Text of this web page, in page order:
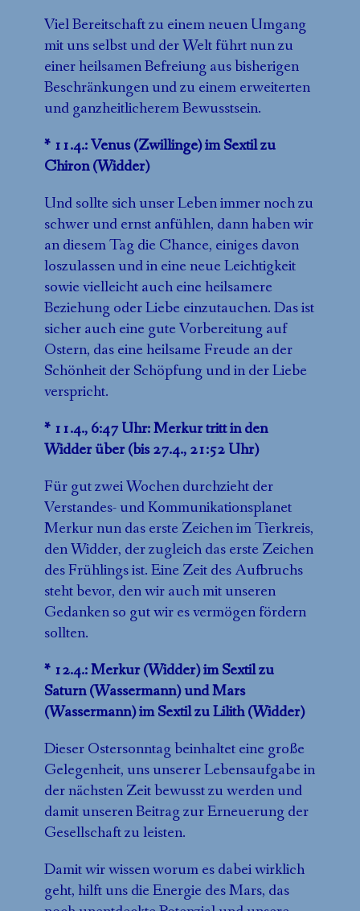
Viel Bereitschaft zu einem neuen Umgang
mit uns selbst und der Welt führt nun zu
einer heilsamen Befreiung aus bisherigen
Beschränkungen und zu einem erweiterten
und ganzheitlicherem Bewusstsein.
* 11.4.: Venus (Zwillinge) im Sextil zu
Chiron (Widder)
Und sollte sich unser Leben immer noch zu
schwer und ernst anfühlen, dann haben wir
an diesem Tag die Chance, einiges davon
loszulassen und in eine neue Leichtigkeit
sowie vielleicht auch eine heilsamere
Beziehung oder Liebe einzutauchen. Das ist
sicher auch eine gute Vorbereitung auf
Ostern, das eine heilsame Freude an der
Schönheit der Schöpfung und in der Liebe
verspricht.
* 11.4., 6:47 Uhr: Merkur tritt in den
Widder über (bis 27.4., 21:52 Uhr)
Für gut zwei Wochen durchzieht der
Verstandes- und Kommunikationsplanet
Merkur nun das erste Zeichen im Tierkreis,
den Widder, der zugleich das erste Zeichen
des Frühlings ist. Eine Zeit des Aufbruchs
steht bevor, den wir auch mit unseren
Gedanken so gut wir es vermögen fördern
sollten.
* 12.4.: Merkur (Widder) im Sextil zu
Saturn (Wassermann) und Mars
(Wassermann) im Sextil zu Lilith (Widder)
Dieser Ostersonntag beinhaltet eine große
Gelegenheit, uns unserer Lebensaufgabe in
der nächsten Zeit bewusst zu werden und
damit unseren Beitrag zur Erneuerung der
Gesellschaft zu leisten.
Damit wir wissen worum es dabei wirklich
geht, hilft uns die Energie des Mars, das